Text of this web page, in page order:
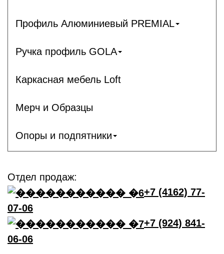
Профиль Алюминиевый PREMIAL
Ручка профиль GOLA
Каркасная мебель Loft
Мерч и Образцы
Опоры и подпятники
Отдел продаж:
+7 (4162) 77-
07-06
+7 (924) 841-
06-06